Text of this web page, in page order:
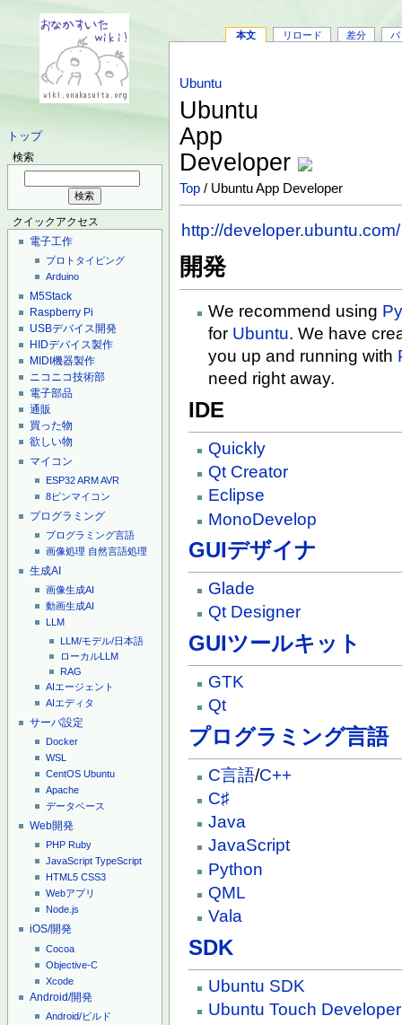
トップ
検索
クイックアクセス
電子工作
プロトタイピング
Arduino
M5Stack
Raspberry Pi
USBデバイス開発
HIDデバイス製作
MIDI機器製作
ニコニコ技術部
電子部品
通販
買った物
欲しい物
マイコン
ESP32ARMAVR
8ピンマイコン
プログラミング
プログラミング言語
画像処理 自然言語処理
生成AI
画像生成AI
動画生成AI
LLM
LLM/モデル/日本語
ローカルLLM
RAG
AIエージェント
AIエディタ
サーバ設定
Docker
WSL
CentOS Ubuntu
Apache
データベース
Web開発
PHP Ruby
JavaScript TypeScript
HTML5 CSS3
Webアプリ
Node.js
iOS/開発
Cocoa
Objective-C
Xcode
Android/開発
Android/ビルド
本文 リロード 差分 バ
Ubuntu
Ubuntu
App
Developer
Top / Ubuntu App Developer
http://developer.ubuntu.com/
開発
We recommend using
for Ubuntu. We have
you up and running with
need right away.
IDE
Quickly
Qt Creator
Eclipse
MonoDevelop
GUIデザイナ
Glade
Qt Designer
GUIツールキット
GTK
Qt
プログラミング言語
C言語/C++
C♯
Java
JavaScript
Python
QML
Vala
SDK
Ubuntu SDK
Ubuntu Touch